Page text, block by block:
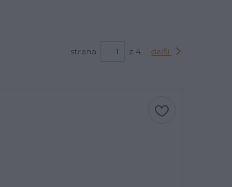
strana z 4 další